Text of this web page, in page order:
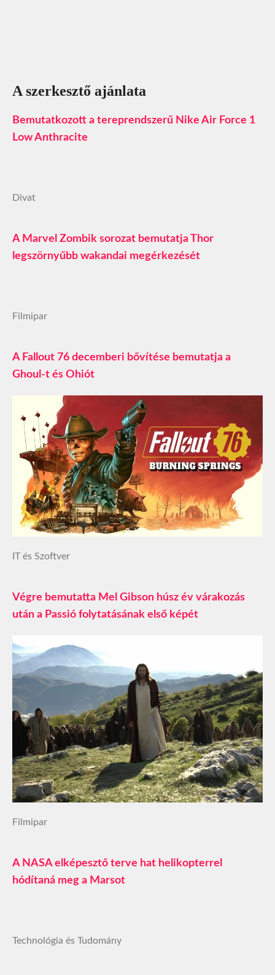
A szerkesztő ajánlata
Bemutatkozott a tereprendszerű Nike Air Force 1
Low Anthracite
Divat
A Marvel Zombik sorozat bemutatja Thor
legszörnyűbb wakandai megérkezését
Filmipar
A Fallout 76 decemberi bővítése bemutatja a
Ghoul-t és Ohiót
IT és Szoftver
Végre bemutatta Mel Gibson húsz év várakozás
után a Passió folytatásának első képét
Filmipar
A NASA elképesztő terve hat helikopterrel
hódítaná meg a Marsot
Technológia és Tudomány